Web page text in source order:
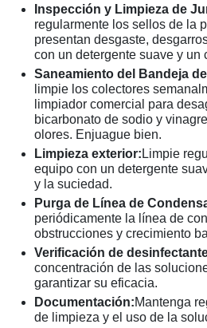
Inspección y Limpieza de
regularmente los sellos de la
presentan desgaste,
con un detergente suave y un
Saneamiento del Bandeja
limpie los colectores
limpiador comercial para
bicarbonato de sodio y
olores. Enjuague bien.
Limpieza exterior: Limpie
equipo con un detergente
y la suciedad.
Purga de Línea de
periódicamente la línea de
obstrucciones y crecimiento
Verificación de
concentración de las
garantizar su eficacia.
Documentación:Mantenga
de limpieza y el uso de la